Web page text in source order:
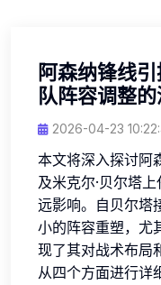
阿森纳锋线
队阵容调整
2026-04-23
本文将深入探讨阿
及米克尔·贝尔塔
远影响。自贝尔塔
小的阵容重塑，尤
现了其对战术布局
从四个方面进行详